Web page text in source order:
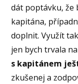
dát poptávku, že
kapitána,
doplnit. Využít
jen bych trvala
s kapitánem
zkušenej a